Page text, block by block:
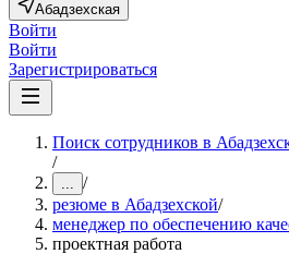
Абадзехская
Войти
Войти
Зарегистрироваться
Поиск сотрудников в
/
... /
резюме в Абадзехской/
менеджер по обеспечению
проектная работа